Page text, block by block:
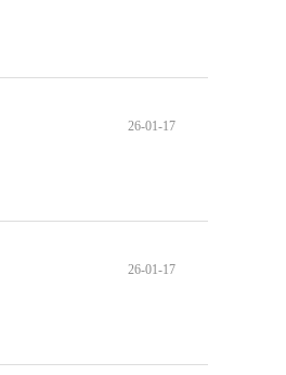
26-01-17
26-01-17